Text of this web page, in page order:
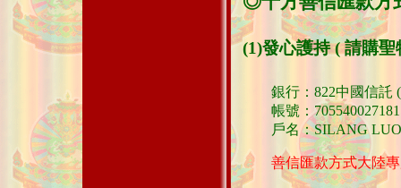
(1)發心護持 ( 請購聖
銀行：822中國信託 (
帳號：705540027181
戶名：SILANG
善信匯款方式大陸